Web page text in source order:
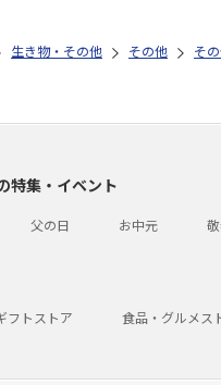
生き物・その他 その他 そ
特集・イベント
父の日 お中元
フトストア 食品・グルメス